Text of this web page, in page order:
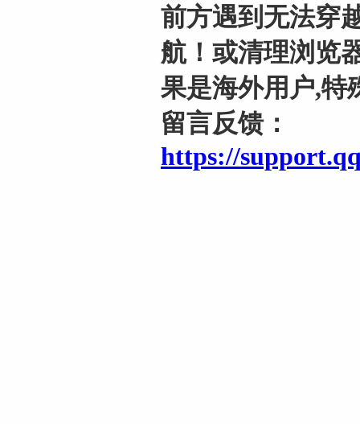
前方遇到无法穿
航！或清理浏览
果是海外用户,特
留言反馈：
https://